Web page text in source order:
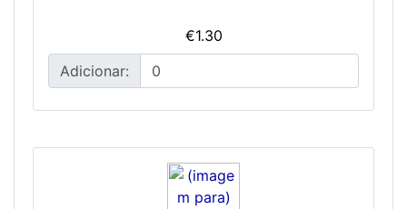
€1.30
Adicionar: